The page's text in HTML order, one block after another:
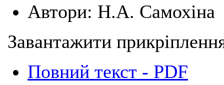
Автори: Н.А. Самохіна
Завантажити
Повний текст - PDF